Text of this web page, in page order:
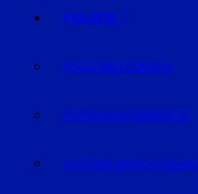
POLIZEI
POLIZEIMELDUNGEN
FAHNDUNG/VERMISSTE
AUS DEM GERICHTSSAAL